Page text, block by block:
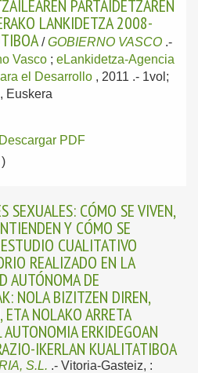
PARTAIDETZAREN
LANKIDETZA 2008-
/GOBIERNO VASCO .-
Vasco ; eLankidetza-Agencia
el Desarrollo , 2011 .- 1vol;
Euskera
Descargar PDF
SEXUALES: CÓMO SE VIVEN,
Y CÓMO SE
CUALITATIVO
REALIZADO EN LA
AUTÓNOMA DE
NOLA BIZITZEN DIREN,
NOLAKO ARRETA
ERKIDEGOAN
IKERLAN KUALITATIBOA
S.L. .- Vitoria-Gasteiz, :